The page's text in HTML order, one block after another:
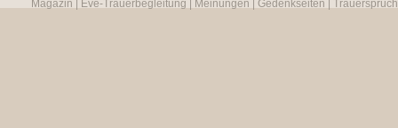
Magazin
Eve-Trauerbegleitung Meinungen Gedenkseiten